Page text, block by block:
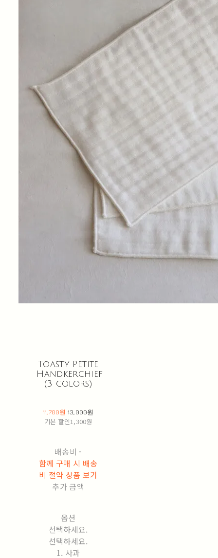
Toasty Petite
Handkerchief
(3 colors)
11,700원 13,000원
기본 할인1,300원
배송비 -
함께 구매 시 배송
비 절약 상품 보기
추가 금액
옵션
선택하세요.
선택하세요.
1. 사과